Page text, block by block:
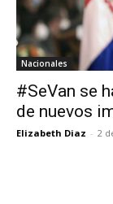
Nacionales
#SeVan se
de nuevos
Elizabeth Diaz - 2